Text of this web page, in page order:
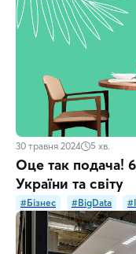
30 травня 2024 5 хв.
Оце так подача!
України та світу
#Бізнес #BigData